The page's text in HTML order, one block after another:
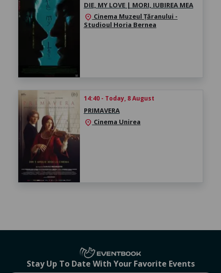
DIE, MY LOVE | MORI, IUBIREA MEA
location_on Cinema Muzeul Țăranului -
Studioul Horia Bernea
14:40 - Today, 8 August
PRIMAVERA
location_on Cinema Unirea
Stay Up To Date With Your Favorite Events